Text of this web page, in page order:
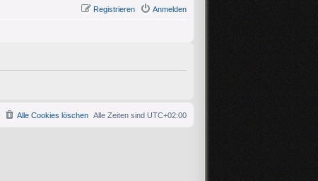
Anmelden
Registrieren
Alle Zeiten sind UTC+02:00
Alle Cookies löschen